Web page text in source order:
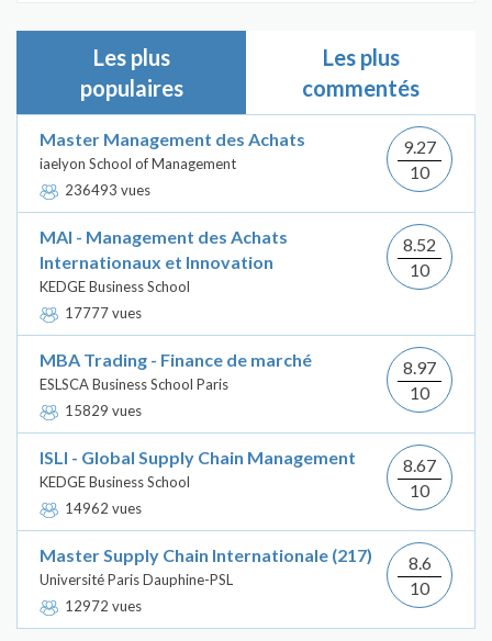
Les plus
populaires
Les plus
commentés
Master Management des Achats
iaelyon School of Management
236493 vues
9.27
10
MAI - Management des Achats
Internationaux et Innovation
KEDGE Business School
17777 vues
8.52
10
MBA Trading - Finance de marché
ESLSCA Business School Paris
15829 vues
8.97
10
ISLI - Global Supply Chain Management
KEDGE Business School
14962 vues
8.67
10
Master Supply Chain Internationale (217)
Université Paris Dauphine-PSL
12972 vues
8.6
10